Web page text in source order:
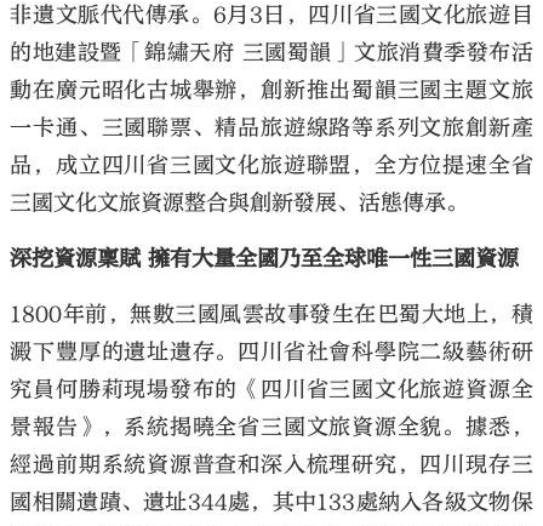
非遺文脈代代傳承。6月3日，四川省三國文化旅遊目
的地建設暨「錦繡天府 三國蜀韻」文旅消費季發布活
動在廣元昭化古城舉辦，創新推出蜀韻三國主題文旅
一卡通、三國聯票、精品旅遊線路等系列文旅創新產
品，成立四川省三國文化旅遊聯盟，全方位提速全省
三國文化文旅資源整合與創新發展、活態傳承。
深挖資源稟賦 擁有大量全國乃至全球唯一性三國資源
1800年前，無數三國風雲故事發生在巴蜀大地上，積
澱下豐厚的遺址遺存。四川省社會科學院二級藝術研
究員何勝莉現場發布的《四川省三國文化旅遊資源全
景報告》，系統揭曉全省三國文旅資源全貌。據悉，
經過前期系統資源普查和深入梳理研究，四川現存三
國相關遺蹟、遺址344處，其中133處納入各級文物保